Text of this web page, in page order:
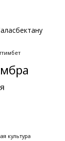
культура